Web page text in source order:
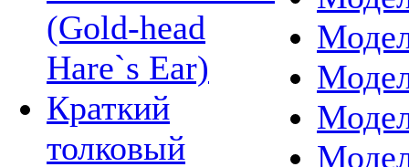
(Gold-head
Hare`s Ear)
Краткий
толковый